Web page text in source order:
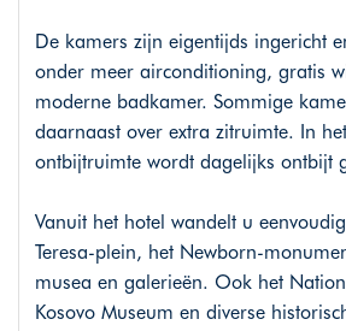
De kamers zijn eigentijds ingericht
onder meer airconditioning, gratis
moderne badkamer. Sommige
daarnaast over extra zitruimte. In
ontbijtruimte wordt dagelijks ontbijt
Vanuit het hotel wandelt u
Teresa-plein, het Newborn-
musea en galerieën. Ook het
Kosovo Museum en diverse